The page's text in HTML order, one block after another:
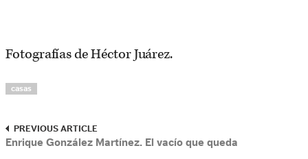
Fotografías de Héctor Juárez.
casas
PREVIOUS ARTICLE
Enrique González Martínez. El vacío que queda